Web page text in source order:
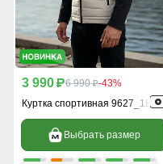
3 990 p6 990 p-43%
Куртка спортивная 9627_1B
Выбрать размер